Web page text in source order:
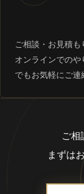
ご相談・お見積も
オンラインでのや
でもお気軽にご連
ご相
まずは